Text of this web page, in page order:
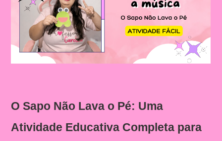
O Sapo Não Lava o Pé: Uma
Atividade Educativa Completa para